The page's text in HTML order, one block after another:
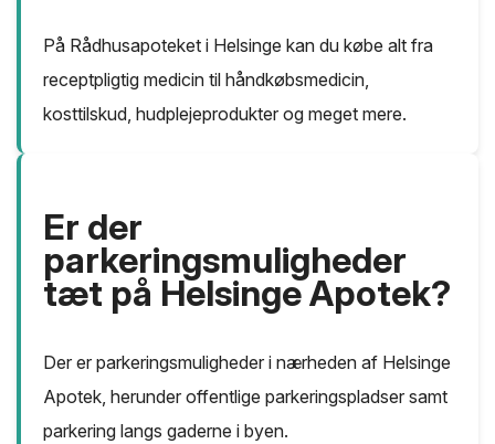
På Rådhusapoteket i Helsinge kan du købe alt fra
receptpligtig medicin til håndkøbsmedicin,
kosttilskud, hudplejeprodukter og meget mere.
Er der
parkeringsmuligheder
tæt på Helsinge Apotek?
Der er parkeringsmuligheder i nærheden af Helsinge
Apotek, herunder offentlige parkeringspladser samt
parkering langs gaderne i byen.